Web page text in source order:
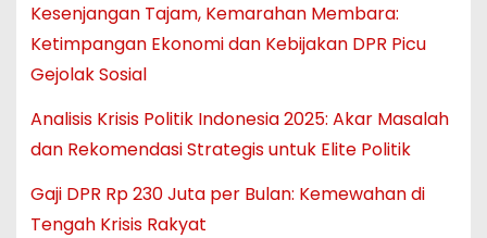
Kesenjangan Tajam, Kemarahan Membara:
Ketimpangan Ekonomi dan Kebijakan DPR Picu
Gejolak Sosial
Analisis Krisis Politik Indonesia 2025: Akar Masalah
dan Rekomendasi Strategis untuk Elite Politik
Gaji DPR Rp 230 Juta per Bulan: Kemewahan di
Tengah Krisis Rakyat